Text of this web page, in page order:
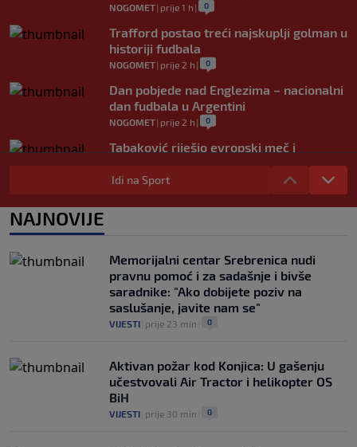
NOGOMET| prije 1 h | 0
Trafford postao treći najskuplji golman u
historiji fudbala
NOGOMET| prije 2 h | 0
Dan pobjede nad Englezima – nacionalni
dan fudbala u Argentini
NOGOMET| prije 2 h | 0
Tabaković riješio evropski meč i
Salzburgu donio pobjedu (VIDEO)
NOGOMET|6. aug.
Allah, Allah, Allah, Allah… Mohamed
Idi na Sport
NAJNOVIJE
Memorijalni centar Srebrenica nudi
pravnu pomoć i za sadašnje i bivše
saradnike: "Ako dobijete poziv na
saslušanje, javite nam se"
VIJESTI prije 23 min 0
Aktivan požar kod Konjica: U gašenju
učestvovali Air Tractor i helikopter OS
BiH
VIJESTI prije 30 min 0